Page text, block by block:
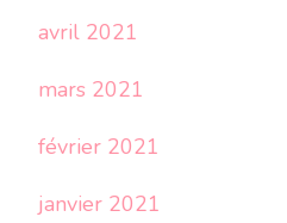
avril 2021
mars 2021
février 2021
janvier 2021